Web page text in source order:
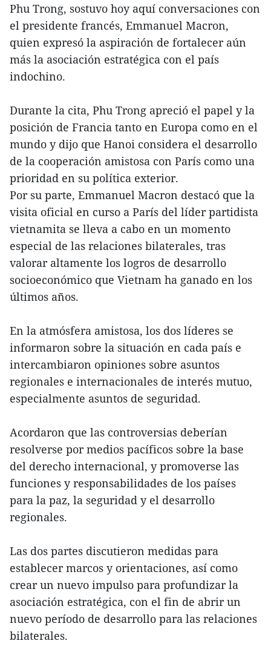
Phu Trong, sostuvo hoy aquí conversaciones con
el presidente francés, Emmanuel Macron,
quien expresó la aspiración de fortalecer aún
más la asociación estratégica con el país
indochino.
Durante la cita, Phu Trong apreció el papel y la
posición de Francia tanto en Europa como en el
mundo y dijo que Hanoi considera el desarrollo
de la cooperación amistosa con París como una
prioridad en su política exterior.
Por su parte, Emmanuel Macron destacó que la
visita oficial en curso a París del líder partidista
vietnamita se lleva a cabo en un momento
especial de las relaciones bilaterales, tras
valorar altamente los logros de desarrollo
socioeconómico que Vietnam ha ganado en los
últimos años.
En la atmósfera amistosa, los dos líderes se
informaron sobre la situación en cada país e
intercambiaron opiniones sobre asuntos
regionales e internacionales de interés mutuo,
especialmente asuntos de seguridad.
Acordaron que las controversias deberían
resolverse por medios pacíficos sobre la base
del derecho internacional, y promoverse las
funciones y responsabilidades de los países
para la paz, la seguridad y el desarrollo
regionales.
Las dos partes discutieron medidas para
establecer marcos y orientaciones, así como
crear un nuevo impulso para profundizar la
asociación estratégica, con el fin de abrir un
nuevo período de desarrollo para las relaciones
bilaterales.